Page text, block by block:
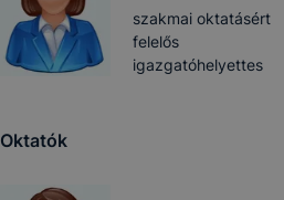
szakmai oktatásért
felelős
igazgatóhelyettes
Oktatók